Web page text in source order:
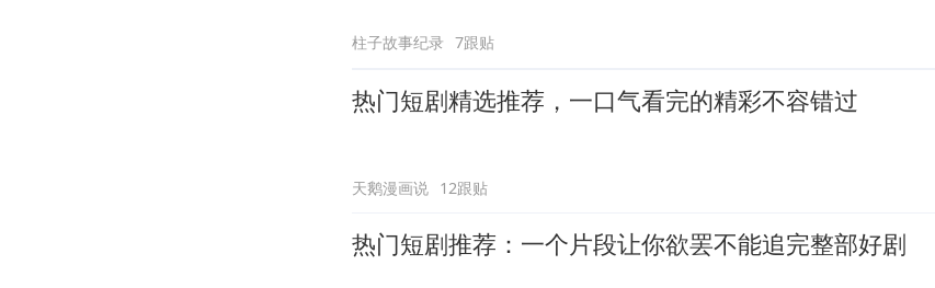
柱子故事纪录 7跟贴
热门短剧精选推荐，一口气看完的精彩不容错过
天鹅漫画说 12跟贴
热门短剧推荐：一个片段让你欲罢不能追完整部好剧